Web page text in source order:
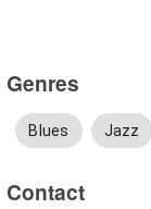
Genres
Blues Jazz
Contact